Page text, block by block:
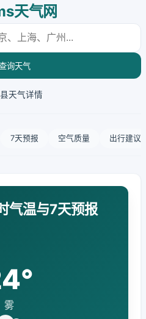
天气网
询天气
天气详情
7天预报 空气质量 出行建议
气温与7天预报
雾